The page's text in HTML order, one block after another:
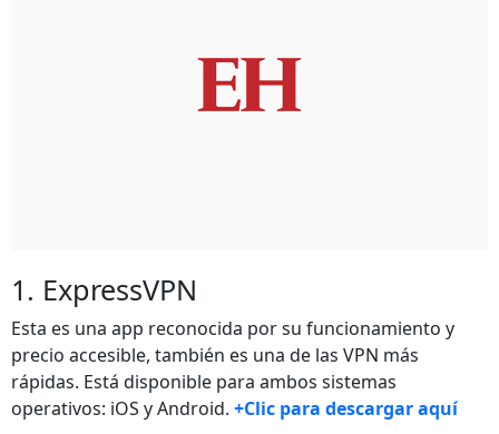
1. ExpressVPN
Esta es una app reconocida por su funcionamiento y
precio accesible, también es una de las VPN más
rápidas. Está disponible para ambos sistemas
operativos: iOS y Android. +Clic para descargar aquí